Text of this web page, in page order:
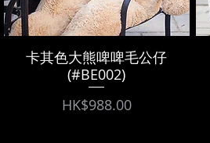
卡其色大熊啤啤毛公仔
(#BE002)
Price
HK$988.00